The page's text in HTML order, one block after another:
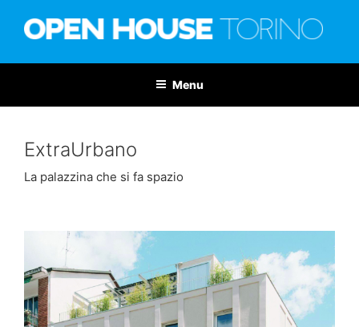
Menu
ExtraUrbano
La palazzina che si fa spazio